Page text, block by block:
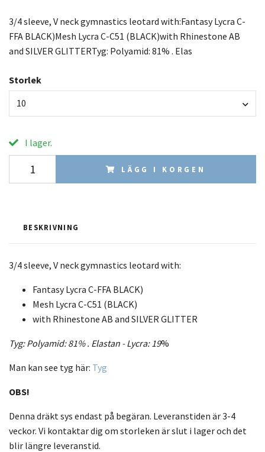
3/4 sleeve, V neck gymnastics leotard with:Fantasy Lycra C-
FFA BLACK)Mesh Lycra C-C51 (BLACK)with Rhinestone AB
and SILVER GLITTERTyg: Polyamid: 81% . Elas
Storlek
10
I lager.
LÄGG I KORGEN
BESKRIVNING
3/4 sleeve, V neck gymnastics leotard with:
Fantasy Lycra C-FFA BLACK)
Mesh Lycra C-C51 (BLACK)
with Rhinestone AB and SILVER GLITTER
Tyg: Polyamid: 81% . Elastan - Lycra: 19%
Man kan see tyg här: Tyg
OBS!
Denna dräkt sys endast på begäran. Leveranstiden är 3-4
veckor. Vi kontaktar dig om storleken är slut i lager och det
blir längre leveranstid.